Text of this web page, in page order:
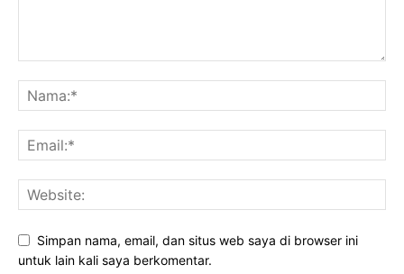
Simpan nama, email, dan situs web saya di browser ini
untuk lain kali saya berkomentar.